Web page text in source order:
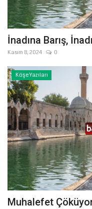
İnadına Barış,
Kasım 8, 2024 0
Köşe Yazıları
Muhalefet